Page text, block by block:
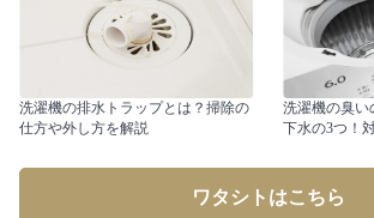
洗濯機の排水トラップとは？掃除の
仕方や外し方を解説
洗濯機の臭い
下水の3つ！
ワタシトはこちら